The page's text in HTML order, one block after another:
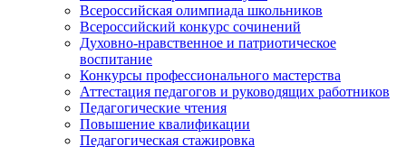
Всероссийская олимпиада школьников
Всероссийский конкурс сочинений
Духовно-нравственное и патриотическое
воспитание
Конкурсы профессионального мастерства
Аттестация педагогов и руководящих работников
Педагогические чтения
Повышение квалификации
Педагогическая стажировка